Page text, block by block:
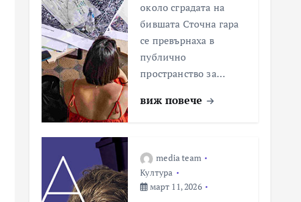
около сградата на
бившата Сточна гара
се превърнаха в
публично
пространство за…
виж повече
media team
Култура
март 11, 2026